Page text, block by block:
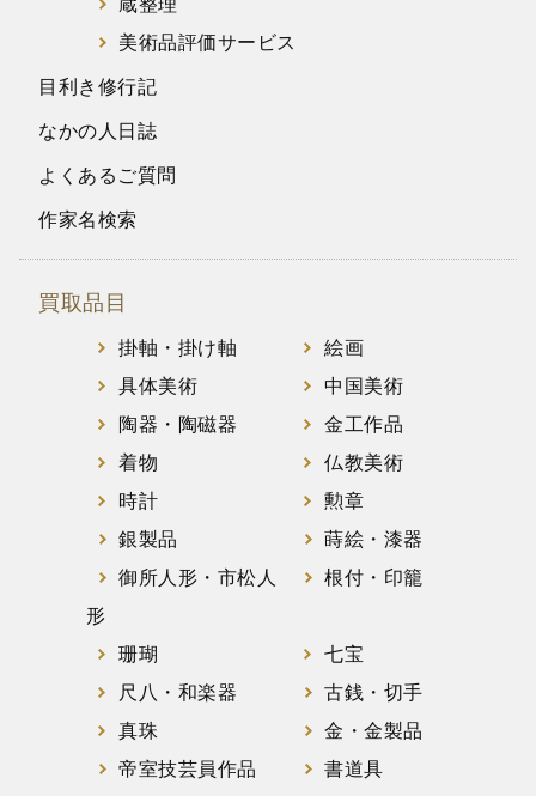
蔵整理
美術品評価サービス
目利き修行記
なかの人日誌
よくあるご質問
作家名検索
買取品目
掛軸・掛け軸
絵画
具体美術
中国美術
陶器・陶磁器
金工作品
着物
仏教美術
時計
勲章
銀製品
蒔絵・漆器
御所人形・市松人
形
根付・印籠
珊瑚
七宝
尺八・和楽器
古銭・切手
真珠
金・金製品
帝室技芸員作品
書道具